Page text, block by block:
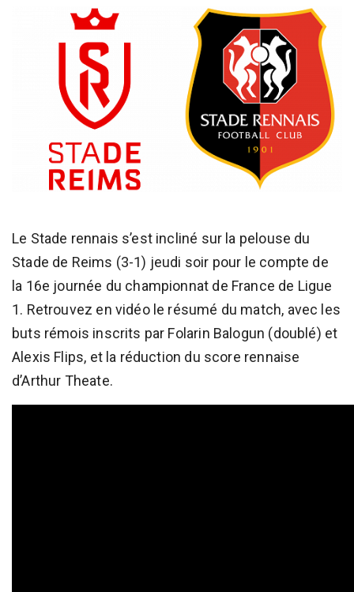
Le Stade rennais s’est incliné sur la pelouse du
Stade de Reims (3-1) jeudi soir pour le compte de
la 16e journée du championnat de France de Ligue
1. Retrouvez en vidéo le résumé du match, avec les
buts rémois inscrits par Folarin Balogun (doublé) et
Alexis Flips, et la réduction du score rennaise
d’Arthur Theate.